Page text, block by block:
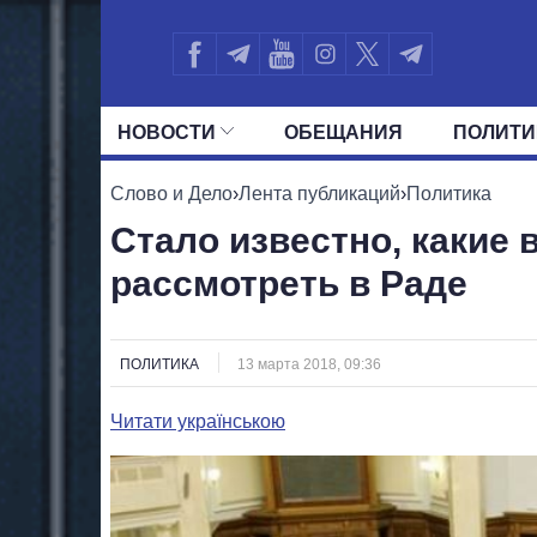
НОВОСТИ ОБЕЩАНИЯ
ВСЕ ПОЛИТИКИ ПРЕЗИДЕНТ И
Слово и Дело›Лента публикаций›Политика
Стало известно,
рассмотреть в Раде
ПОЛИТИКА 13 марта 2018, 09:36
Читати українською